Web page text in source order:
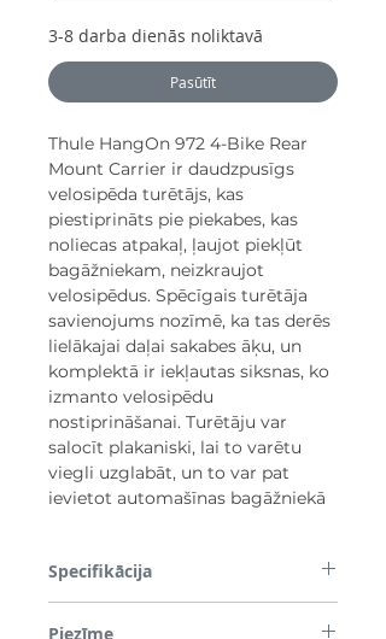
3-8 darba dienās noliktavā
Pasūtīt
Thule HangOn 972 4-Bike Rear
Mount Carrier ir daudzpusīgs
velosipēda turētājs, kas
piestiprināts pie piekabes, kas
noliecas atpakaļ, ļaujot piekļūt
bagāžniekam, neizkraujot
velosipēdus. Spēcīgais turētāja
savienojums nozīmē, ka tas derēs
lielākajai daļai sakabes āķu, un
komplektā ir iekļautas siksnas, ko
izmanto velosipēdu
nostiprināšanai. Turētāju var
salocīt plakaniski, lai to varētu
viegli uzglabāt, un to var pat
ievietot automašīnas bagāžniekā
Specifikācija
Kravnesība - 45 kg Svars - 6,5 kg Piemērots
Piezīme